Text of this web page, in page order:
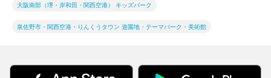
大阪南部（堺・岸和田・関西空港） キッズパーク
泉佐野市・関西空港・りんくうタウン 遊園地・テーマパーク・美術館